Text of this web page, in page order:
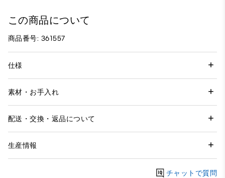
この商品について
商品番号: 361557
仕様
素材・お手入れ
配送・交換・返品について
生産情報
チャットで質問